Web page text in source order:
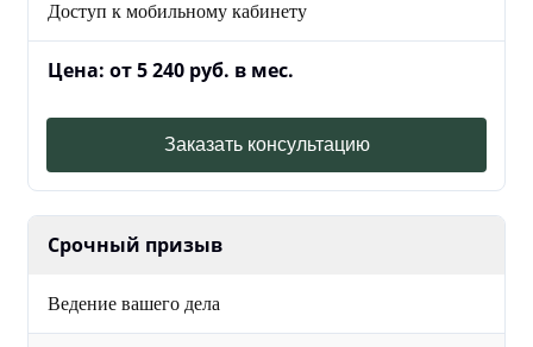
Доступ к мобильному кабинету
Цена: от 5 240 руб. в мес.
Заказать консультацию
Срочный призыв
Ведение вашего дела